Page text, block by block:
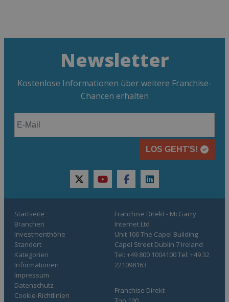
Newsletter
Kostenlose Informationen über weitere Franchise-
Chancen erhalten
LOS GEHT’S!
twitteryoutubefacebooklinkedin
Startseite
Branchen
Investmenthöhe
Standort
Kategorien
Informationen
Franchise Direkt
Impressum
Datenschutz
Cookie-Richtlinien
Franchise Direkt - McGarry
Internet Ltd
Unit 106 The Capel Building
Capel Street Dublin 7 Ireland
Tel: +49 800 1004100 Tel: +49 32
221098163